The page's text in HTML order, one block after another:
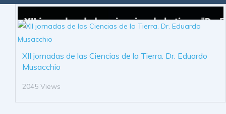
XII jornadas de las Ciencias de la Tierra. Dr. Eduardo
Musacchio
2045 Views